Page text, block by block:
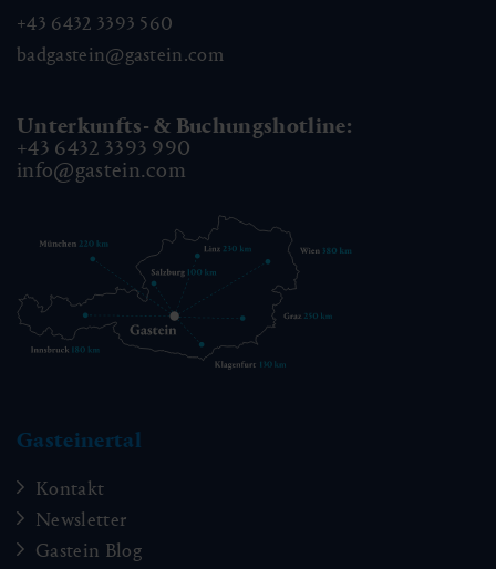
+43 6432 3393 560
badgastein@gastein.com
Unterkunfts- & Buchungshotline:
+43 6432 3393 990
info@gastein.com
Gasteinertal
Kontakt
Newsletter
Gastein Blog